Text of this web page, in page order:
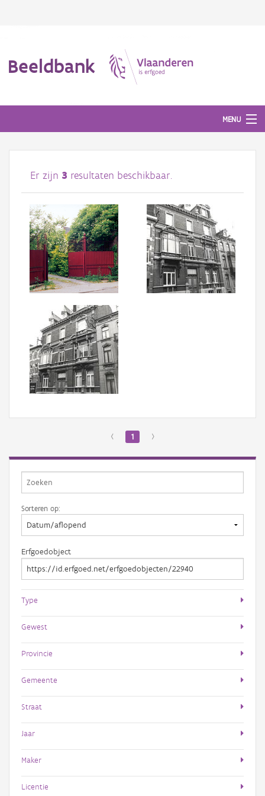
Beeldbank
MENU
Afbeeldingen
#BeeldIndeKijker
Hergebruik
Over ons
Aanmelden
Er zijn 3 resultaten beschikbaar.
‹ 1 ›
Sorteren op:
Erfgoedobject
Type
Gewest
Provincie
Gemeente
Straat
Jaar
Maker
Licentie